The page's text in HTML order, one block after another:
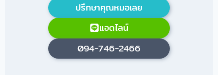
ปรึกษาคุณหมอเลย
แอดไลน์
094-746-2466